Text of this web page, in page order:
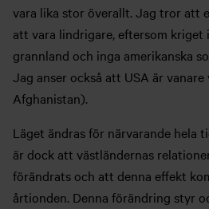
vara lika stor överallt. Jag tror att
att vara lindrigare, eftersom kriget
grannland och inga amerikanska
Jag anser också att USA är
Afghanistan).
Läget ändras för närvarande hela
är dock att västländernas
förändrats och att denna effekt
årtionden. Denna förändring styr